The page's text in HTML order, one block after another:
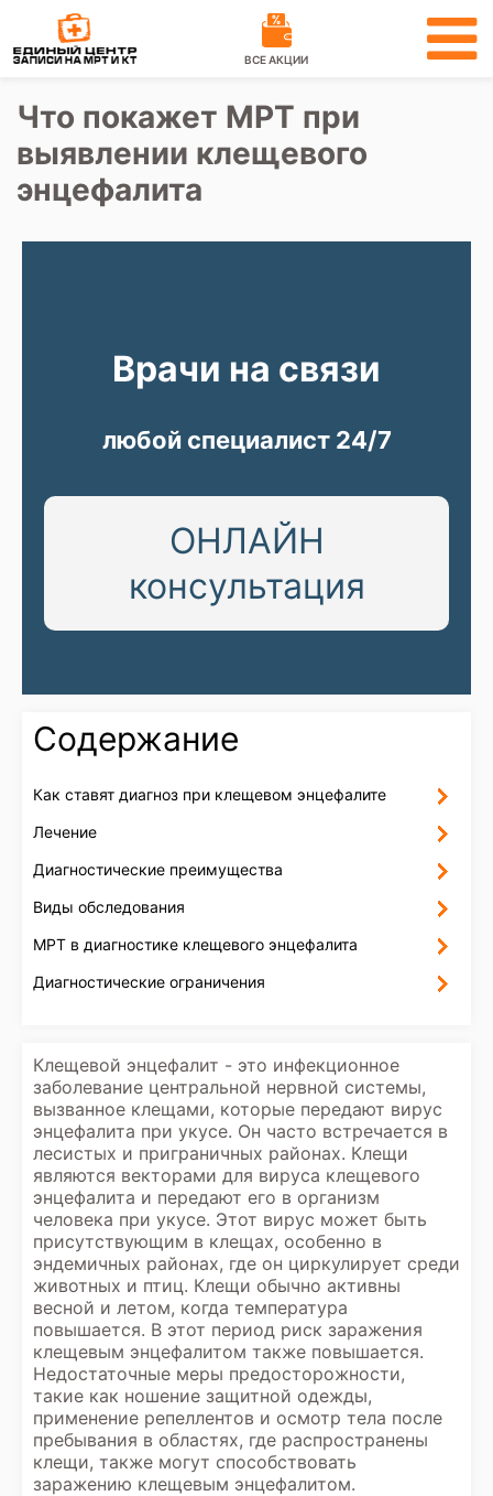
ВСЕ АКЦИИ
Что покажет МРТ при
выявлении клещевого
энцефалита
ОНЛАЙН
консультация
любой специалист 24/7
Врачи на связи
Содержание
Как ставят диагноз при клещевом энцефалите
Лечение
Диагностические преимущества
Виды обследования
МРТ в диагностике клещевого энцефалита
Диагностические ограничения
Клещевой энцефалит - это инфекционное
заболевание центральной нервной системы,
вызванное клещами, которые передают вирус
энцефалита при укусе. Он часто встречается в
лесистых и приграничных районах. Клещи
являются векторами для вируса клещевого
энцефалита и передают его в организм
человека при укусе. Этот вирус может быть
присутствующим в клещах, особенно в
эндемичных районах, где он циркулирует среди
животных и птиц. Клещи обычно активны
весной и летом, когда температура
повышается. В этот период риск заражения
клещевым энцефалитом также повышается.
Недостаточные меры предосторожности,
такие как ношение защитной одежды,
применение репеллентов и осмотр тела после
пребывания в областях, где распространены
клещи, также могут способствовать
заражению клещевым энцефалитом.